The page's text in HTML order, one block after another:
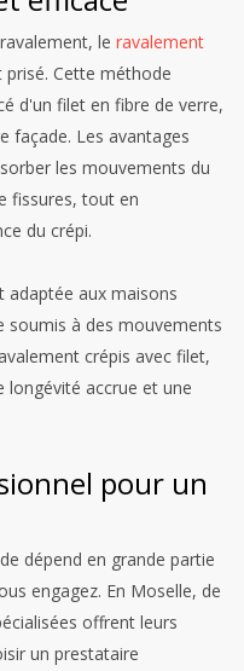
le ravalement
Cette méthode
d'un filet en fibre de verre,
façade. Les avantages
les mouvements du
fissures, tout en
du crépi.
adaptée aux maisons
soumis à des mouvements
crépis avec filet,
longévité accrue et une
pour un
dépend en grande partie
engagez. En Moselle, de
offrent leurs
un prestataire